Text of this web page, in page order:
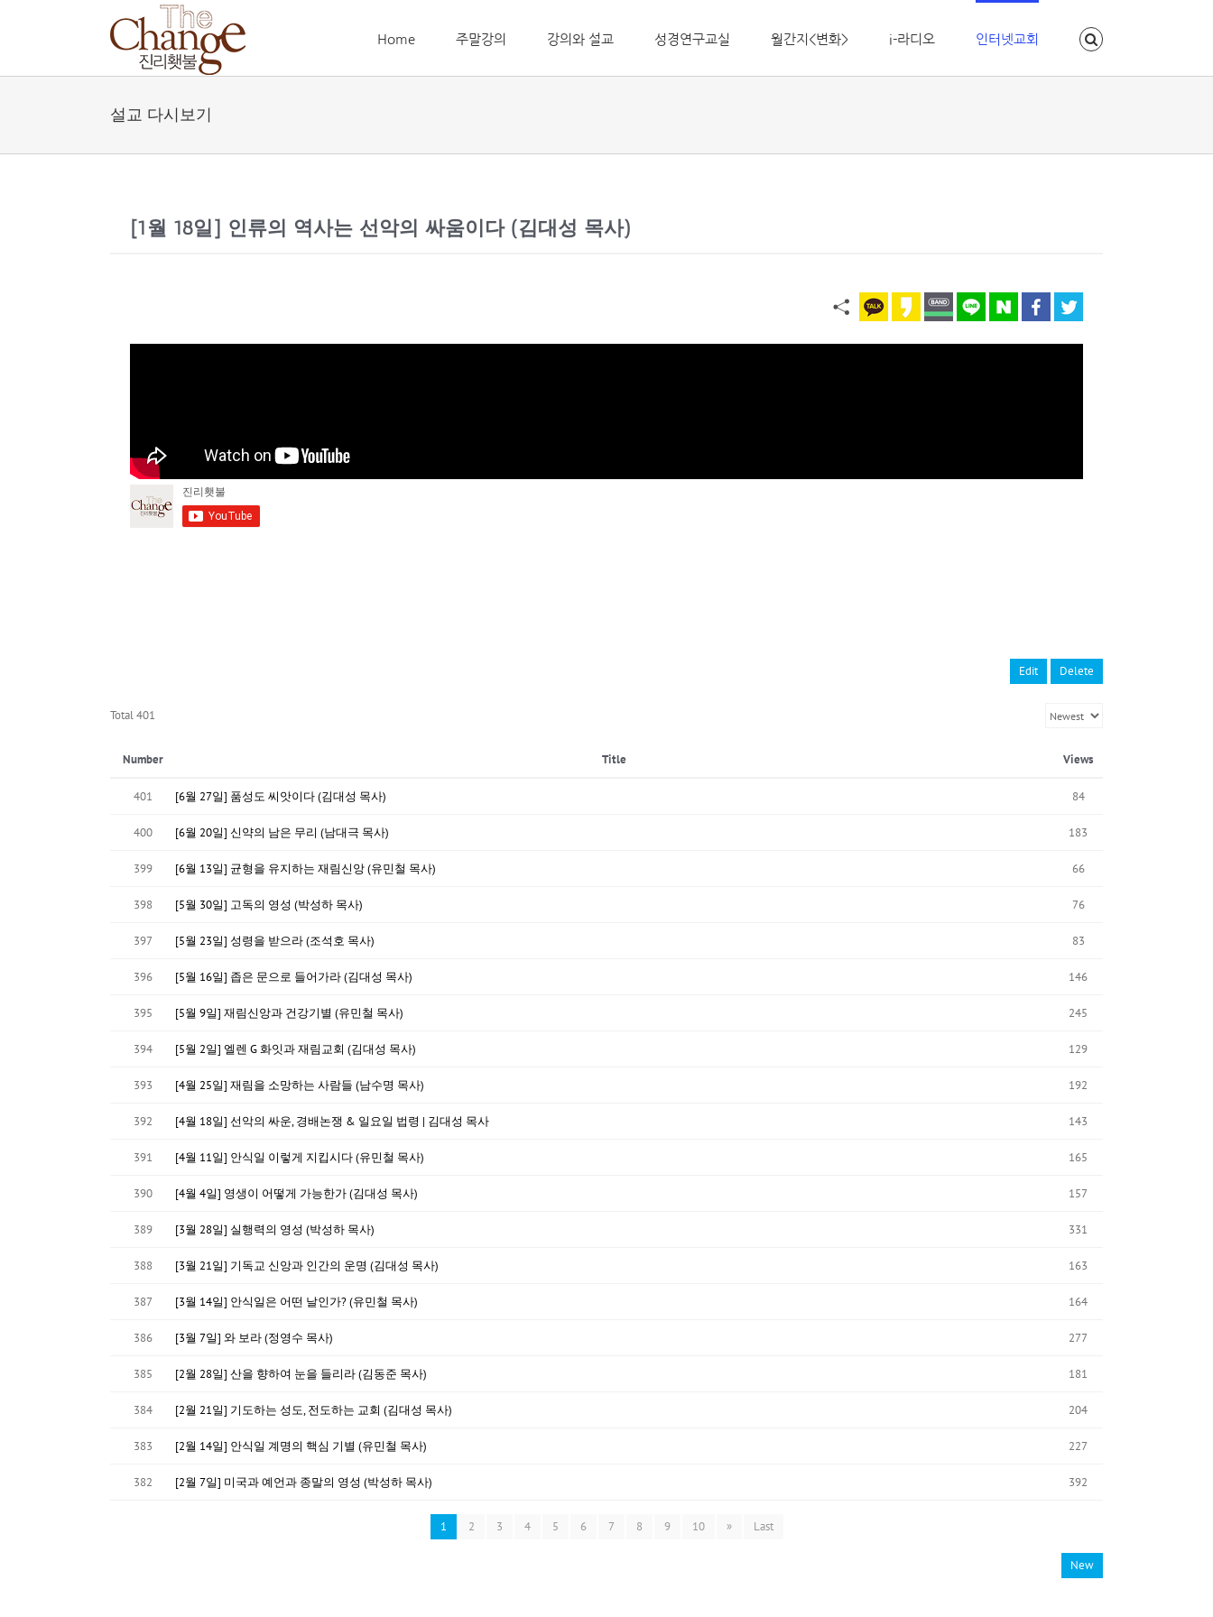
Home 주말강의 강의와 설교 성경연구교실 월간지<변화> i-라디오 인터넷교회
설교 다시보기
[1월 18일] 인류의 역사는 선악의 싸움이다 (김대성 목사)
Edit Delete
Total 401
Number Title Views
401 [6월 27일] 품성도 씨앗이다 (김대성 목사) 84
400 [6월 20일] 신약의 남은 무리 (남대극 목사) 183
399 [6월 13일] 균형을 유지하는 재림신앙 (유민철 목사) 66
398 [5월 30일] 고독의 영성 (박성하 목사) 76
397 [5월 23일] 성령을 받으라 (조석호 목사) 83
396 [5월 16일] 좁은 문으로 들어가라 (김대성 목사) 146
395 [5월 9일] 재림신앙과 건강기별 (유민철 목사) 245
394 [5월 2일] 엘렌 G 화잇과 재림교회 (김대성 목사) 129
393 [4월 25일] 재림을 소망하는 사람들 (남수명 목사) 192
392 [4월 18일] 선악의 싸운, 경배논쟁 & 일요일 법령 | 김대성 목사 143
391 [4월 11일] 안식일 이렇게 지킵시다 (유민철 목사) 165
390 [4월 4일] 영생이 어떻게 가능한가 (김대성 목사) 157
389 [3월 28일] 실행력의 영성 (박성하 목사) 331
388 [3월 21일] 기독교 신앙과 인간의 운명 (김대성 목사) 163
387 [3월 14일] 안식일은 어떤 날인가? (유민철 목사) 164
386 [3월 7일] 와 보라 (정영수 목사) 277
385 [2월 28일] 산을 향하여 눈을 들리라 (김동준 목사) 181
384 [2월 21일] 기도하는 성도, 전도하는 교회 (김대성 목사) 204
383 [2월 14일] 안식일 계명의 핵심 기별 (유민철 목사) 227
382 [2월 7일] 미국과 예언과 종말의 영성 (박성하 목사) 392
1 2 3 4 5 6 7 8 9 10 » Last
New